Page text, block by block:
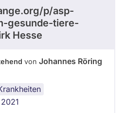
p/asp-
gesunde-tiere-
Hesse
von Johannes Röring